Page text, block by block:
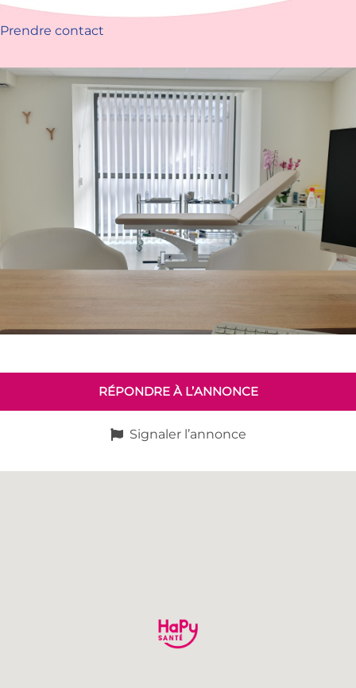
Prendre contact
RÉPONDRE À L’ANNONCE
Signaler l’annonce